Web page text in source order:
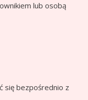
lub osobą
się bezpośrednio z